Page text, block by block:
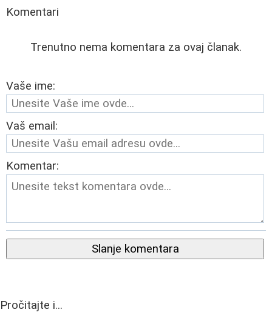
Komentari
Trenutno nema komentara za ovaj članak.
Vaše ime:
Vaš email:
Komentar:
Slanje komentara
Pročitajte i...